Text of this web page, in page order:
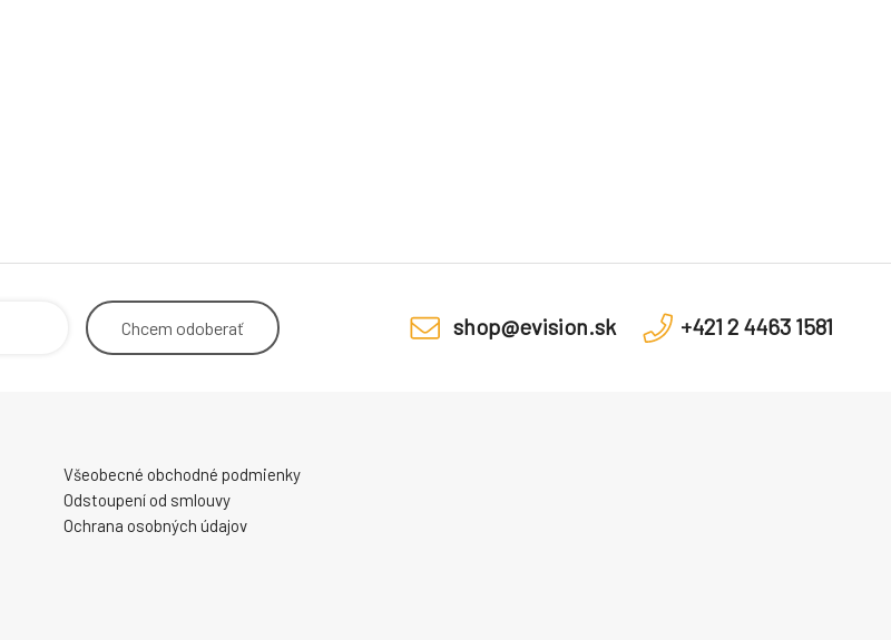
Chcem odoberať shop@evision.sk +421 2 4463 1581
Všeobecné obchodné podmienky
Odstoupení od smlouvy
Ochrana osobných údajov